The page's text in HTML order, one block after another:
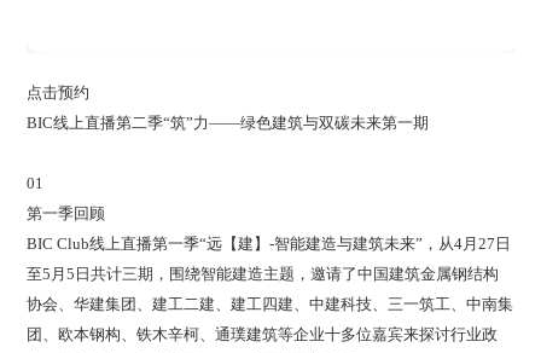
点击预约
BIC线上直播第二季“筑”力——绿色建筑与双碳未来第一期
01
第一季回顾
BIC Club线上直播第一季“远【建】-智能建造与建筑未来”，从4月27日
至5月5日共计三期，围绕智能建造主题，邀请了中国建筑金属钢结构
协会、华建集团、建工二建、建工四建、中建科技、三一筑工、中南集
团、欧本钢构、铁木辛柯、通璞建筑等企业十多位嘉宾来探讨行业政